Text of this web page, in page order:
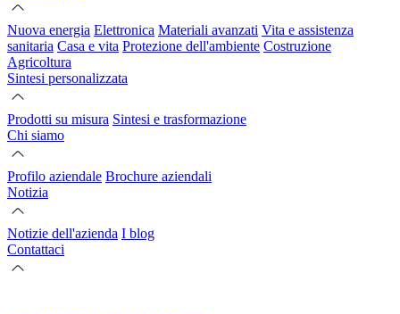
Nuova energia Elettronica Materiali avanzati Vita e assistenza
sanitaria Casa e vita Protezione dell'ambiente Costruzione
Agricoltura
Sintesi personalizzata
Prodotti su misura Sintesi e trasformazione
Chi siamo
Profilo aziendale Brochure aziendali
Notizia
Notizie dell'azienda I blog
Contattaci